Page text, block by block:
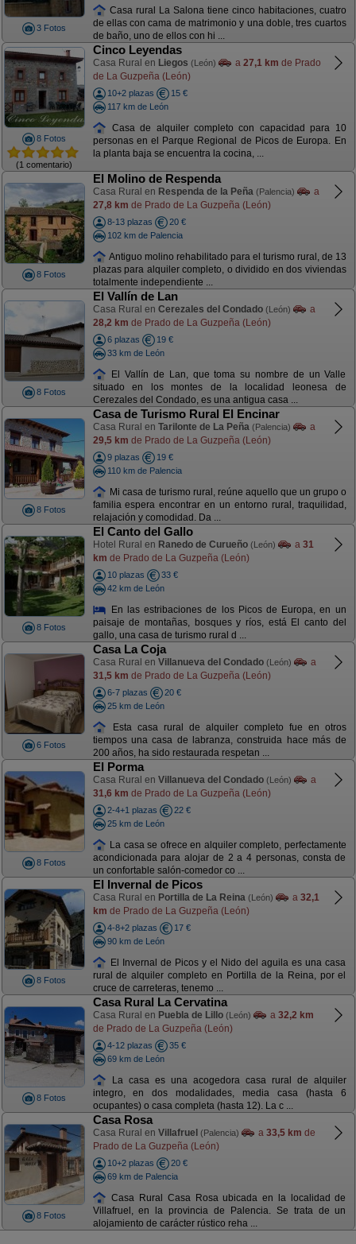
3 Fotos
Casa rural La Salona tiene cinco habitaciones, cuatro
de ellas con cama de matrimonio y una doble, tres cuartos
de baño, uno de ellos con hi ...
8 Fotos
(1 comentario)
Cinco Leyendas
Casa Rural en Liegos (León) a 27,1 km de Prado
de La Guzpeña (León)
10+2 plazas
15 €
117 km de León
Casa de alquiler completo con capacidad para 10
personas en el Parque Regional de Picos de Europa. En
la planta baja se encuentra la cocina, ...
8 Fotos
El Molino de Respenda
Casa Rural en Respenda de la Peña (Palencia)
a
27,8 km de Prado de La Guzpeña (León)
8-13 plazas
20 €
102 km de Palencia
Antiguo molino rehabilitado para el turismo rural, de 13
plazas para alquiler completo, o dividido en dos viviendas
totalmente independiente ...
8 Fotos
El Vallín de Lan
Casa Rural en Cerezales del Condado (León)
a
28,2 km de Prado de La Guzpeña (León)
6 plazas
19 €
33 km de León
El Vallín de Lan, que toma su nombre de un Valle
situado en los montes de la localidad leonesa de
Cerezales del Condado, es una antigua casa ...
8 Fotos
Casa de Turismo Rural El Encinar
Casa Rural en Tarilonte de La Peña (Palencia)
a
29,5 km de Prado de La Guzpeña (León)
9 plazas
19 €
110 km de Palencia
Mi casa de turismo rural, reúne aquello que un grupo o
familia espera encontrar en un entorno rural, traquilidad,
relajación y comodidad. Da ...
8 Fotos
El Canto del Gallo
Hotel Rural en Ranedo de Curueño (León) a 31
km de Prado de La Guzpeña (León)
10 plazas
33 €
42 km de León
En las estribaciones de los Picos de Europa, en un
paisaje de montañas, bosques y ríos, está El canto del
gallo, una casa de turismo rural d ...
6 Fotos
Casa La Coja
Casa Rural en Villanueva del Condado (León)
a
31,5 km de Prado de La Guzpeña (León)
6-7 plazas
20 €
25 km de León
Esta casa rural de alquiler completo fue en otros
tiempos una casa de labranza, construida hace más de
200 años, ha sido restaurada respetan ...
8 Fotos
El Porma
Casa Rural en Villanueva del Condado (León)
a
31,6 km de Prado de La Guzpeña (León)
2-4+1 plazas
22 €
25 km de León
La casa se ofrece en alquiler completo, perfectamente
acondicionada para alojar de 2 a 4 personas, consta de
un confortable salón-comedor co ...
8 Fotos
El Invernal de Picos
Casa Rural en Portilla de La Reina (León) a 32,1
km de Prado de La Guzpeña (León)
4-8+2 plazas
17 €
90 km de León
El Invernal de Picos y el Nido del aguila es una casa
rural de alquiler completo en Portilla de la Reina, por el
cruce de carreteras, tenemo ...
8 Fotos
Casa Rural La Cervatina
Casa Rural en Puebla de Lillo (León) a 32,2 km
de Prado de La Guzpeña (León)
4-12 plazas
35 €
69 km de León
La casa es una acogedora casa rural de alquiler
integro, en dos modalidades, media casa (hasta 6
ocupantes) o casa completa (hasta 12). La c ...
8 Fotos
Casa Rosa
Casa Rural en Villafruel (Palencia) a 33,5 km de
Prado de La Guzpeña (León)
10+2 plazas
20 €
69 km de Palencia
Casa Rural Casa Rosa ubicada en la localidad de
Villafruel, en la provincia de Palencia. Se trata de un
alojamiento de carácter rústico reha ...